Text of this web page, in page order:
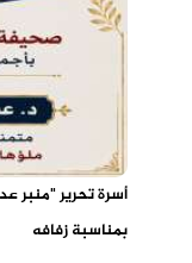
أسرة تحرير "منبر
بمناسبة زفافه